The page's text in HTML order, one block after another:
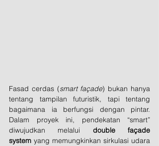
Fasad cerdas (smart façade) bukan hanya
tentang tampilan futuristik, tapi tentang
bagaimana ia berfungsi dengan pintar.
Dalam proyek ini, pendekatan “smart”
diwujudkan melalui double façade
system yang memungkinkan sirkulasi udara